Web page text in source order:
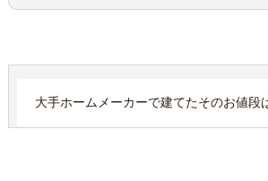
大手ホームメーカーで建てたそのお値段